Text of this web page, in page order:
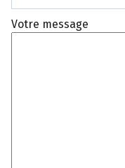
Votre message